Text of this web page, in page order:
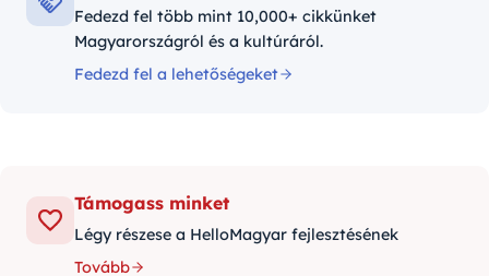
Fedezd fel több mint 10,000+ cikkünket
Magyarországról és a kultúráról.
Fedezd fel a lehetőségeket
Támogass minket
Légy részese a HelloMagyar fejlesztésének
Tovább